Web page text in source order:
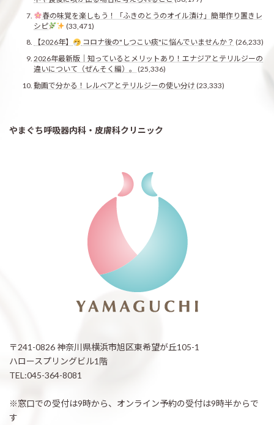
春の味覚を楽しもう！「ふきのとうのオイル漬け」簡単作り置きレ
シピ
(33,471)
【2026年】
コロナ後の"しつこい痰"に悩んでいませんか？ (26,233)
2026年最新版｜知っているとメリットあり！エナジアとテリルジーの
違いについて（ぜんそく編）。
(25,336)
動画で分かる！レルベアとテリルジーの使い分け (23,333)
やまぐち呼吸器内科・皮膚科クリニック
〒241-0826 神奈川県横浜市旭区東希望が丘105-1
ハロースプリングビル1階
TEL:045-364-8081
※窓口での受付は9時から、オンライン予約の受付は9時半からで
す